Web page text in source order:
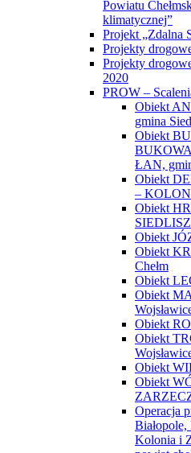
Powiatu
klimatycznej”
Projekt „Zdalna
Projekty
Projekty
2020
PROW –
Obiekt
gmina
Obiekt
ŁAN,
Obiekt
–
Obiekt
Obiekt
Obiekt
Chełm
Obiekt
Obiekt
Obiekt
Obiekt
Obiekt
Obiekt
Operacja
Kolonia i